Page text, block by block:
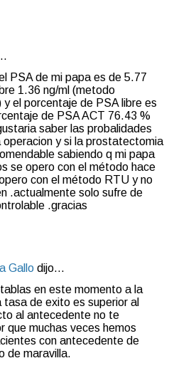
PSA de mi papa es de 5.77
1.36 ng/ml (metodo
y el porcentaje de PSA libre es
de PSA ACT 76.43 %
saber las probalidades
operacion y si la prostatectomia
sabiendo q mi papa
se opero con el método hace
con el método RTU y no
.actualmente solo sufre de
.gracias
Gallo dijo…
en este momento a la
tasa de exito es superior al
al antecedente no te
que muchas veces hemos
con antecedente de
de maravilla.